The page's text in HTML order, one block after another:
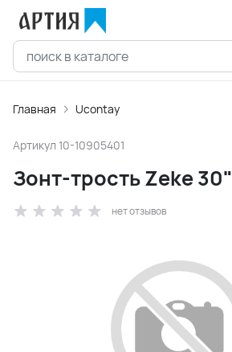
Главная Ucontay
Артикул 10-10905401
Зонт-трость Zeke 30"
нет отзывов